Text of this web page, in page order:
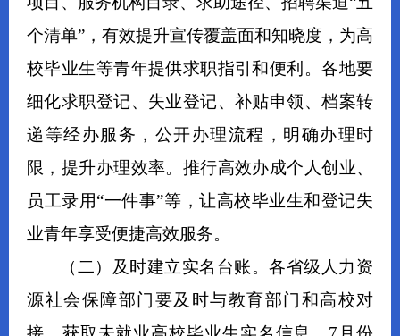
个清单”，有效提升宣传覆盖面和知晓度，为高
校毕业生等青年提供求职指引和便利 。各地要
细化求职登记、失业登记、补贴申领、档案转
递等经办服务， 公开办理流程，明确办理时
限， 提升办理效率。 推行高效办成个人创业、
员工录用“一件事”等 ，让高校毕业生和登记失
业青年享受便捷高效服务。
（二）及时建立实名台账。各省级人力资
源社会保障部门要及时与教育部门和高校对